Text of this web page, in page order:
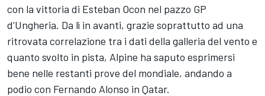
con la vittoria di Esteban Ocon nel pazzo GP
d'Ungheria. Da lì in avanti, grazie soprattutto ad una
ritrovata correlazione tra i dati della galleria del vento e
quanto svolto in pista, Alpine ha saputo esprimersi
bene nelle restanti prove del mondiale, andando a
podio con Fernando Alonso in Qatar.